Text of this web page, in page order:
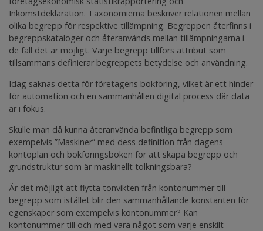
Inkomstdeklaration. Taxonomierna beskriver relationen mellan
olika begrepp för respektive tillämpning. Begreppen återfinns i
begreppskataloger och återanvänds mellan tillämpningarna i
de fall det är möjligt. Varje begrepp tillförs attribut som
tillsammans definierar begreppets betydelse och användning.
Idag saknas detta för företagens bokföring, vilket är ett hinder
för automation och en sammanhållen digital process där data
är i fokus.
Skulle man då kunna återanvända befintliga begrepp som
exempelvis ”Maskiner” med dess definition från dagens
kontoplan och bokföringsboken för att skapa begrepp och
grundstruktur som är maskinellt tolkningsbara?
Är det möjligt att flytta tonvikten från kontonummer till
begrepp som istället blir den sammanhållande konstanten för
egenskaper som exempelvis kontonummer? Kan
kontonummer till och med vara något som varje enskilt